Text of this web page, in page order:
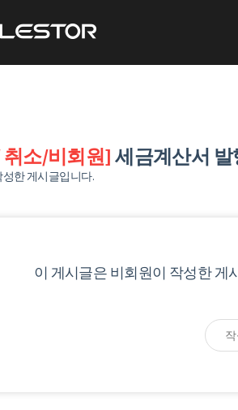
취소/비회원]세금계산서 발
한 게시글입니다.
이 게시글은 비회원이 작성한 게